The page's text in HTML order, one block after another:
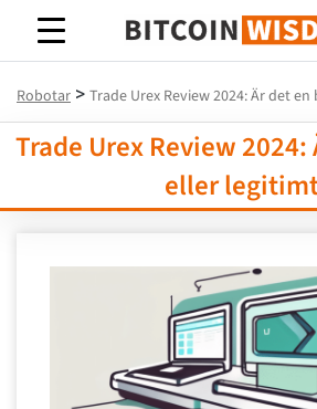
Bitcoin Wisdom
Robotar > Trade Urex Review 2024: Är det
Trade Urex Review
eller